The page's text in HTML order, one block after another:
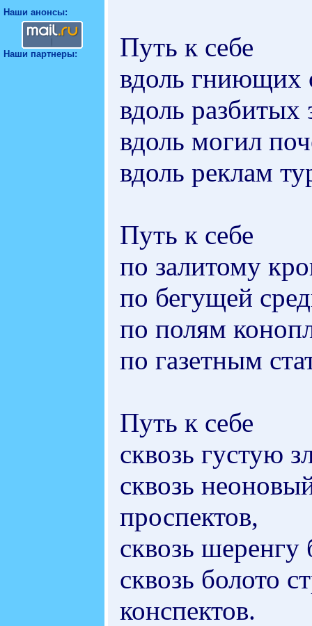
Наши анонсы:
Наши партнеры:
Путь к себе
вдоль гниющих
вдоль разбитых
вдоль могил
вдоль реклам
Путь к себе
по залитому
по бегущей
по полям
по газетным
Путь к себе
сквозь густую
сквозь
проспектов,
сквозь шеренгу
сквозь болото
конспектов.